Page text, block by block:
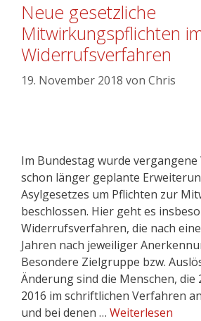
Neue gesetzliche
Mitwirkungspflichten
Widerrufsverfahren
19. November 2018 von Chris
Im Bundestag wurde vergangene
schon länger geplante
Asylgesetzes um Pflichten zur
beschlossen. Hier geht es
Widerrufsverfahren, die nach
Jahren nach jeweiliger
Besondere Zielgruppe bzw.
Änderung sind die Menschen, die
2016 im schriftlichen Verfahren
und bei denen … Weiterlesen